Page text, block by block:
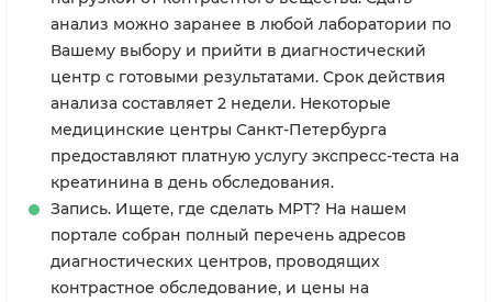
анализ можно заранее в любой лаборатории по
Вашему выбору и прийти в диагностический
центр с готовыми результатами. Срок действия
анализа составляет 2 недели. Некоторые
медицинские центры Санкт-Петербурга
предоставляют платную услугу экспресс-теста на
креатинина в день обследования.
Запись. Ищете, где сделать МРТ? На нашем
портале собран полный перечень адресов
диагностических центров, проводящих
контрастное обследование, и цены на